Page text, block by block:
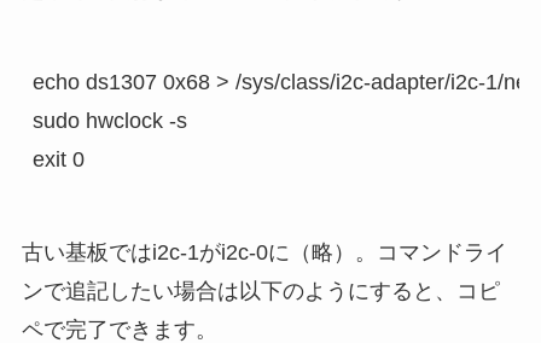
echo ds1307 0x68 > /sys/class/i2c-adapter/i2c-1/
sudo hwclock -s
exit 0
古い基板ではi2c-1がi2c-0に（略）。コマンドライ
ンで追記したい場合は以下のようにすると、コピ
ペで完了できます。